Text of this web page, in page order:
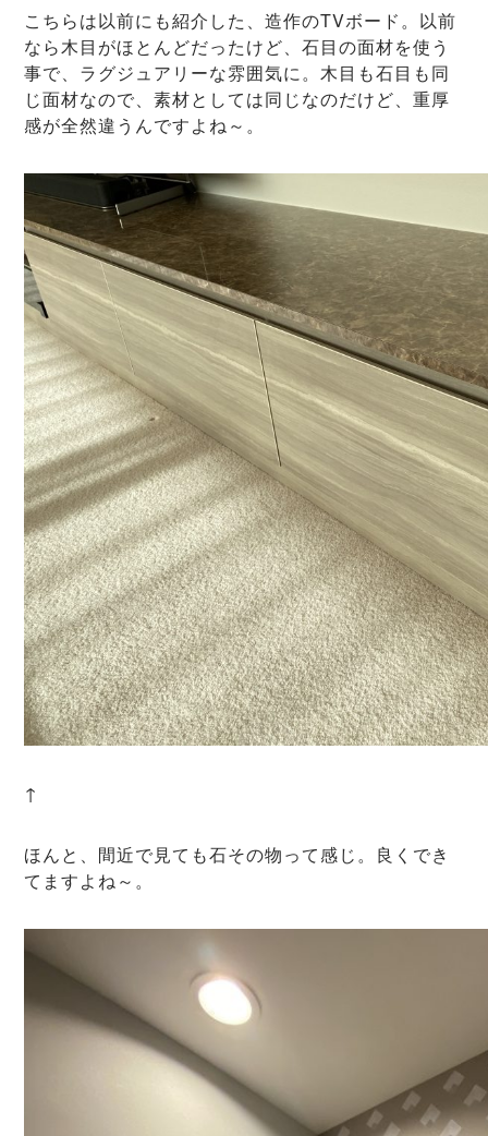
こちらは以前にも紹介した、造作のTVボード。以前
なら木目がほとんどだったけど、石目の面材を使う
事で、ラグジュアリーな雰囲気に。木目も石目も同
じ面材なので、素材としては同じなのだけど、重厚
感が全然違うんですよね～。
↑
ほんと、間近で見ても石その物って感じ。良くでき
てますよね～。